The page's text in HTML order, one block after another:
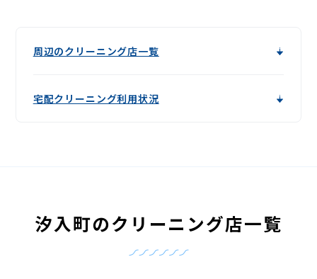
周辺のクリーニング店一覧
宅配クリーニング利用状況
汐入町のクリーニング店一覧